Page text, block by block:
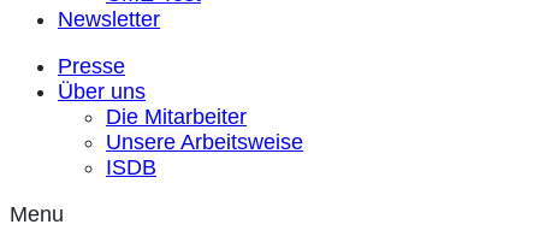
Newsletter
Presse
Über uns
Die Mitarbeiter
Unsere Arbeitsweise
ISDB
Menu